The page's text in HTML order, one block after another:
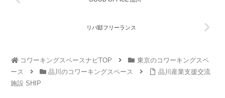
リバ邸フリーランス
コワーキングスペースナビTOP
東京のコワーキングスペ
ース
品川のコワーキングスペース
品川産業支援交流
施設 SHIP